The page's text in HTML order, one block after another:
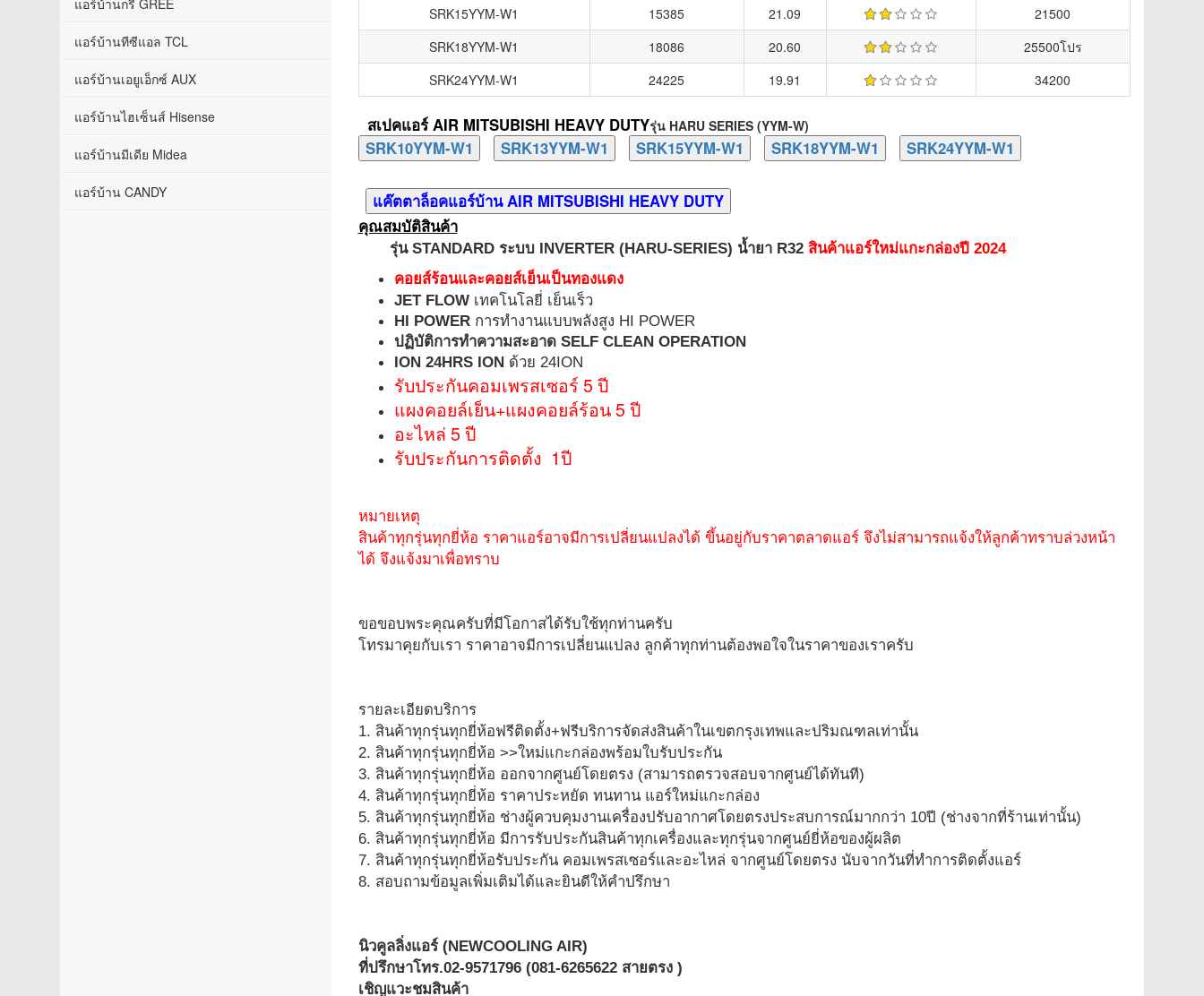
แอร์บ้านกรี GREE
แอร์บ้านทีซีแอล TCL
แอร์บ้านเอยูเอ็กซ์ AUX
แอร์บ้านไฮเซ็นส์ Hisense
แอร์บ้านมีเดีย Midea
แอร์บ้าน CANDY
SRK15YYM-W1
15385 21.09
21500
SRK18YYM-W1
18086 20.60
25500โปร
SRK24YYM-W1
24225 19.91 34200
สเปคแอร์ AIR MITSUBISHI HEAVY DUTYรุ่น HARU SERIES (YYM-W)
คุณสมบัติสินค้า
รุ่น STANDARD ระบบ INVERTER (HARU-SERIES) น้ำยา R32 สินค้าแอร์ใหม่แกะกล่องปี 2024
คอยส์ร้อนและคอยส์เย็นเป็นทองแดง
JET FLOW เทคโนโลยี่ เย็นเร็ว
HI POWER การทำงานแบบพลังสูง HI POWER
ปฏิบัติการทำความสะอาด SELF CLEAN OPERATION
ION 24HRS ION ด้วย 24ION
รับประกันคอมเพรสเซอร์ 5 ปี
แผงคอยล์เย็น+แผงคอยล์ร้อน 5 ปี
อะไหล่ 5 ปี
รับประกันการติดตั้ง 1ปี
หมายเหตุ
สินค้าทุกรุ่นทุกยี่ห้อ ราคาแอร์อาจมีการเปลี่ยนแปลงได้ ขึ้นอยู่กับราคาตลาดแอร์ จึงไม่สามารถแจ้งให้ลูกค้าทราบล่วงหน้า
ได้ จึงแจ้งมาเพื่อทราบ
ขอขอบพระคุณครับที่มีโอกาสได้รับใช้ทุกท่านครับ
โทรมาคุยกับเรา ราคาอาจมีการเปลี่ยนแปลง ลูกค้าทุกท่านต้องพอใจในราคาของเราครับ
รายละเอียดบริการ
1. สินค้าทุกรุ่นทุกยี่ห้อฟรีติดตั้ง+ฟรีบริการจัดส่งสินค้าในเขตกรุงเทพและปริมณฑลเท่านั้น
2. สินค้าทุกรุ่นทุกยี่ห้อ >>ใหม่แกะกล่องพร้อมใบรับประกัน
3. สินค้าทุกรุ่นทุกยี่ห้อ ออกจากศูนย์โดยตรง (สามารถตรวจสอบจากศูนย์ได้ทันที)
4. สินค้าทุกรุ่นทุกยี่ห้อ ราคาประหยัด ทนทาน แอร์ใหม่แกะกล่อง
5. สินค้าทุกรุ่นทุกยี่ห้อ ช่างผู้ควบคุมงานเครื่องปรับอากาศโดยตรงประสบการณ์มากกว่า 10ปี (ช่างจากที่ร้านเท่านั้น)
6. สินค้าทุกรุ่นทุกยี่ห้อ มีการรับประกันสินค้าทุกเครื่องและทุกรุ่นจากศูนย์ยี่ห้อของผู้ผลิต
7. สินค้าทุกรุ่นทุกยี่ห้อรับประกัน คอมเพรสเซอร์และอะไหล่ จากศูนย์โดยตรง นับจากวันที่ทำการติดตั้งแอร์
8. สอบถามข้อมูลเพิ่มเติมได้และยินดีให้คำปรึกษา
นิวคูลลิ่งแอร์ (NEWCOOLING AIR)
ที่ปรึกษาโทร.02-9571796 (081-6265622 สายตรง )
เชิญแวะชมสินค้า